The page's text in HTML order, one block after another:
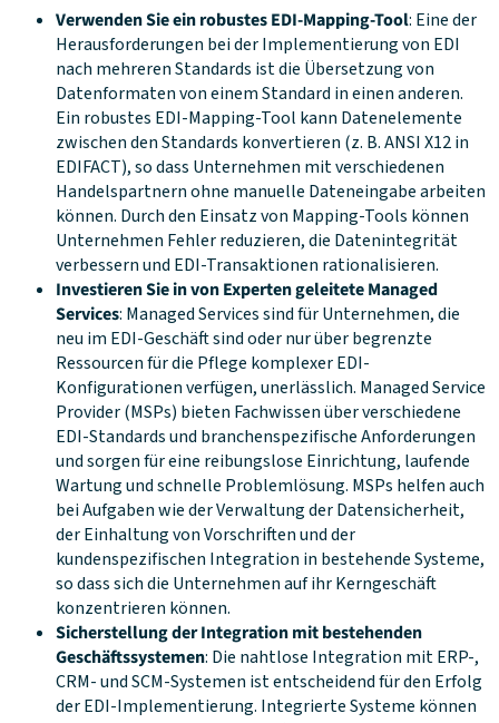
Verwenden Sie ein robustes EDI-Mapping-Tool: Eine der
Herausforderungen bei der Implementierung von EDI
nach mehreren Standards ist die Übersetzung von
Datenformaten von einem Standard in einen anderen.
Ein robustes EDI-Mapping-Tool kann Datenelemente
zwischen den Standards konvertieren (z. B. ANSI X12 in
EDIFACT), so dass Unternehmen mit verschiedenen
Handelspartnern ohne manuelle Dateneingabe arbeiten
können. Durch den Einsatz von Mapping-Tools können
Unternehmen Fehler reduzieren, die Datenintegrität
verbessern und EDI-Transaktionen rationalisieren.
Investieren Sie in von Experten geleitete Managed
Services: Managed Services sind für Unternehmen, die
neu im EDI-Geschäft sind oder nur über begrenzte
Ressourcen für die Pflege komplexer EDI-
Konfigurationen verfügen, unerlässlich. Managed Service
Provider (MSPs) bieten Fachwissen über verschiedene
EDI-Standards und branchenspezifische Anforderungen
und sorgen für eine reibungslose Einrichtung, laufende
Wartung und schnelle Problemlösung. MSPs helfen auch
bei Aufgaben wie der Verwaltung der Datensicherheit,
der Einhaltung von Vorschriften und der
kundenspezifischen Integration in bestehende Systeme,
so dass sich die Unternehmen auf ihr Kerngeschäft
konzentrieren können.
Sicherstellung der Integration mit bestehenden
Geschäftssystemen: Die nahtlose Integration mit ERP-,
CRM- und SCM-Systemen ist entscheidend für den Erfolg
der EDI-Implementierung. Integrierte Systeme können